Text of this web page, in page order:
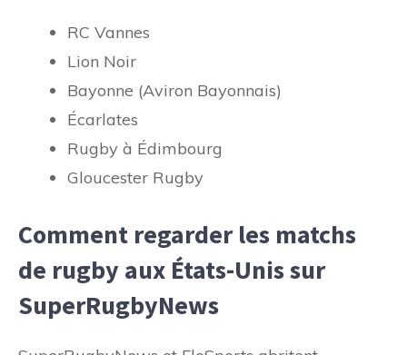
RC Vannes
Lion Noir
Bayonne (Aviron Bayonnais)
Écarlates
Rugby à Édimbourg
Gloucester Rugby
Comment regarder les matchs
de rugby aux États-Unis sur
SuperRugbyNews